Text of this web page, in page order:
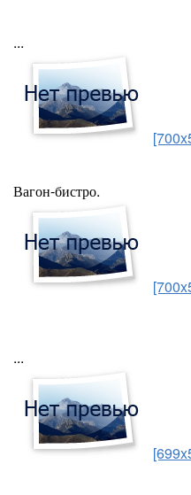
...
Вагон-бистро.
...